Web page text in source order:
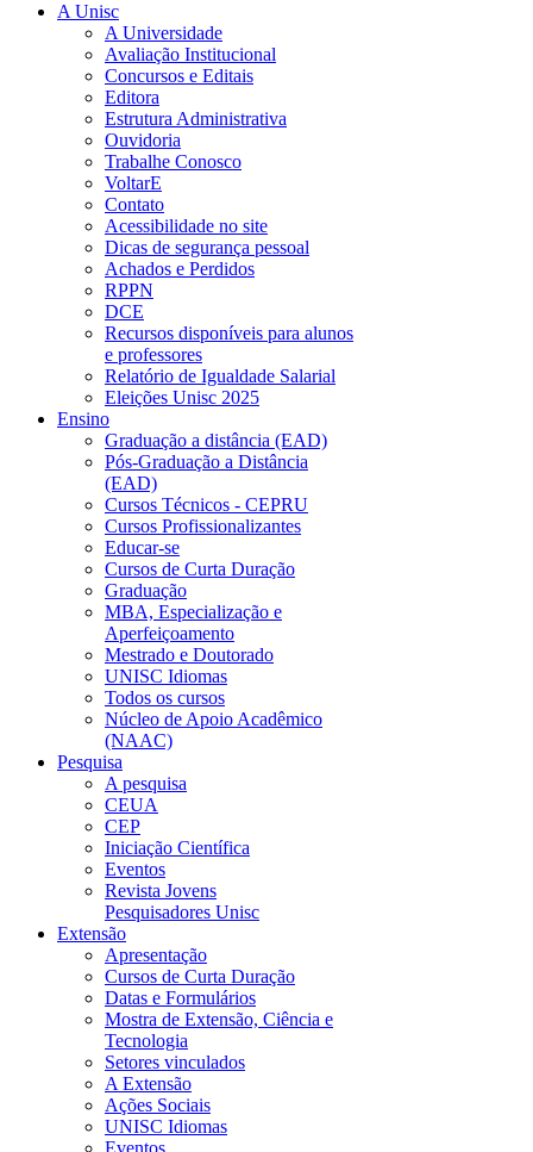
A Unisc
A Universidade
Avaliação Institucional
Concursos e Editais
Editora
Estrutura Administrativa
Ouvidoria
Trabalhe Conosco
VoltarE
Contato
Acessibilidade no site
Dicas de segurança pessoal
Achados e Perdidos
RPPN
DCE
Recursos disponíveis para alunos
e professores
Relatório de Igualdade Salarial
Eleições Unisc 2025
Ensino
Graduação a distância (EAD)
Pós-Graduação a Distância
(EAD)
Cursos Técnicos - CEPRU
Cursos Profissionalizantes
Educar-se
Cursos de Curta Duração
Graduação
MBA, Especialização e
Aperfeiçoamento
Mestrado e Doutorado
UNISC Idiomas
Todos os cursos
Núcleo de Apoio Acadêmico
(NAAC)
Pesquisa
A pesquisa
CEUA
CEP
Iniciação Científica
Eventos
Revista Jovens
Pesquisadores Unisc
Extensão
Apresentação
Cursos de Curta Duração
Datas e Formulários
Mostra de Extensão, Ciência e
Tecnologia
Setores vinculados
A Extensão
Ações Sociais
UNISC Idiomas
Eventos